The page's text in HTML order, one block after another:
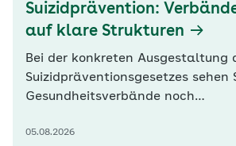
Suizidprävention:
auf klare Strukturen
Bei der konkreten Ausgestaltung
Suizidpräventionsgesetzes sehen
Gesundheitsverbände noch
Spitzenverband (GKV-SV) warnt in
05.08.2026